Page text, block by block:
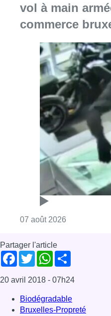
vol à main
commerce
07 août 2026
Partager l'article
Facebook
TwitterWhatsApp
20 avril 2018 - 07h24
Biodégradable
Bruxelles-Propreté